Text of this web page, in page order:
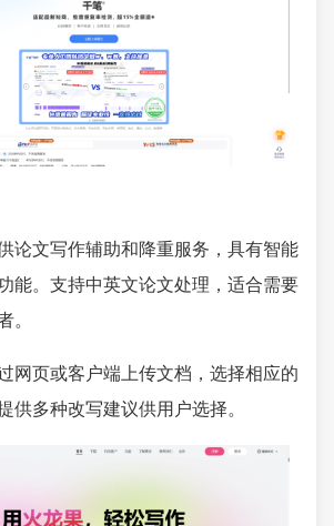
论文写作辅助和降重服务，具有智能
能。支持中英文论文处理，适合需要
。
网页或客户端上传文档，选择相应的
供多种改写建议供用户选择。